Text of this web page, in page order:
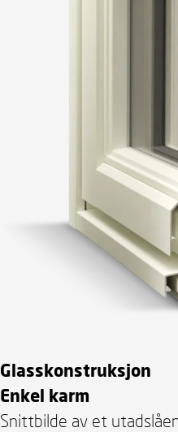
Glasskonstruksjon
Enkel karm
Snittbilde av et